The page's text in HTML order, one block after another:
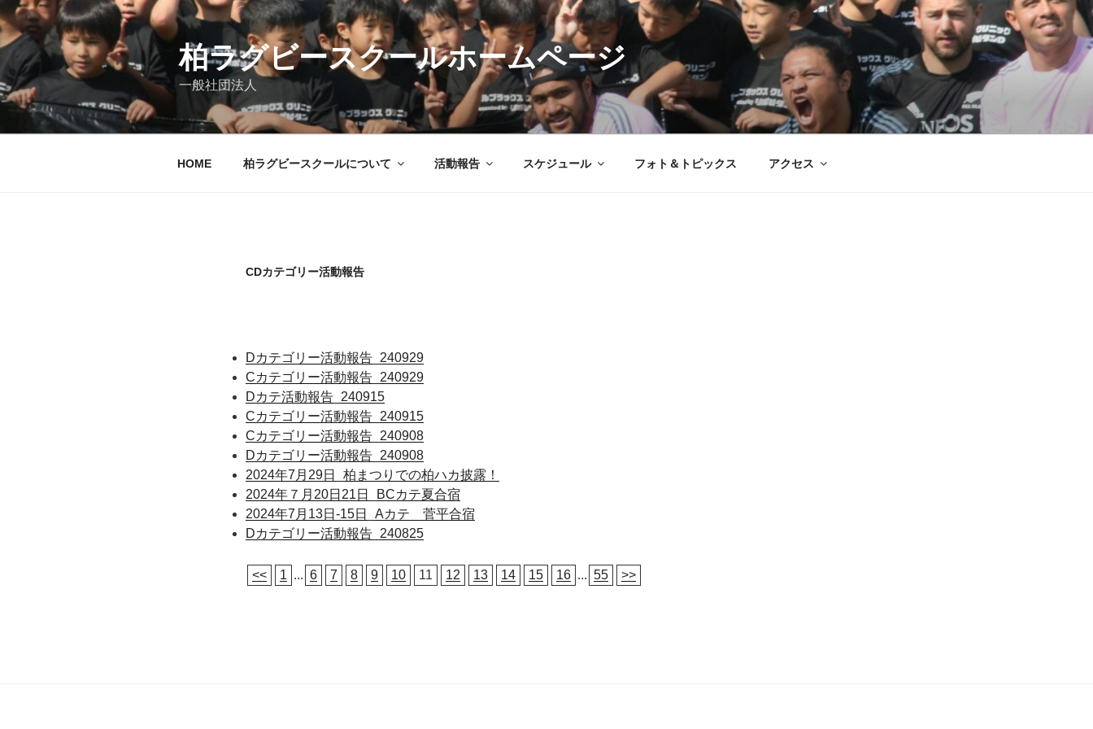
ン
テ
ン
ツ
へ
柏ラグビースクールホームページ
一般社団法人
HOME 柏ラグビースクールについて 活動報告 スケジュール フォト＆トピックス アクセス
CDカテゴリー活動報告
Dカテゴリー活動報告_240929
Cカテゴリー活動報告_240929
Dカテ活動報告_240915
Cカテゴリー活動報告_240915
Cカテゴリー活動報告_240908
Dカテゴリー活動報告_240908
2024年7月29日_柏まつりでの柏ハカ披露！
2024年７月20日21日_BCカテ夏合宿
2024年7月13日‐15日_Aカテ 菅平合宿
Dカテゴリー活動報告_240825
<< 1 ... 6 7 8 9 10 11 12 13 14 15 16 ... 55 >>